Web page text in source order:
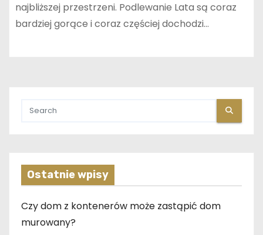
najbliższej przestrzeni. Podlewanie Lata są coraz
bardziej gorące i coraz częściej dochodzi…
Ostatnie wpisy
Czy dom z kontenerów może zastąpić dom
murowany?